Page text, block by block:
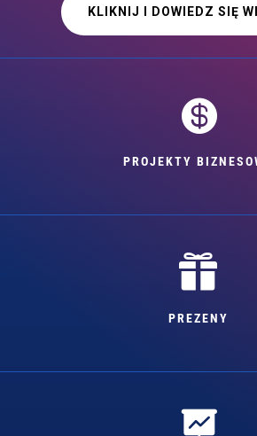
KLIKNIJ I DOWIEDZ SIĘ

PROJEKTY

PREZENY